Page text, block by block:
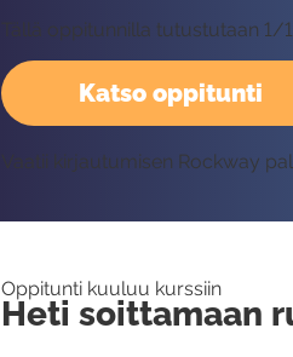
Katso oppitunti
Tällä oppitunnilla tutustutaan
Vaatii kirjautumisen Rockway
Oppitunti kuuluu kurssiin
Heti soittamaan